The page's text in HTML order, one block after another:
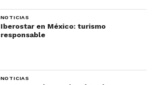
NOTICIAS
Iberostar en México: turismo
responsable
NOTICIAS